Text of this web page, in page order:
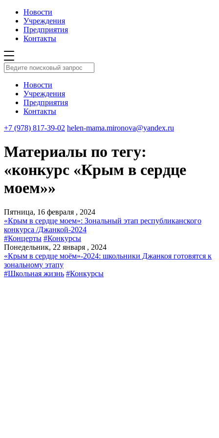
Новости
Учреждения
Предприятия
Контакты
Новости
Учреждения
Предприятия
Контакты
+7 (978) 817-39-02 helen-mama.mironova@yandex.ru
Материалы по тегу:
«конкурс «Крым в сердце
моем»»
Пятница, 16 февраля , 2024
«Крым в сердце моем»: Зональный этап республиканского
конкурса /Джанкой-2024
#Концерты #Конкурсы
Понедельник, 22 января , 2024
«Крым в сердце моём»-2024: школьники Джанкоя готовятся к
зональному этапу
#Школьная жизнь #Конкурсы